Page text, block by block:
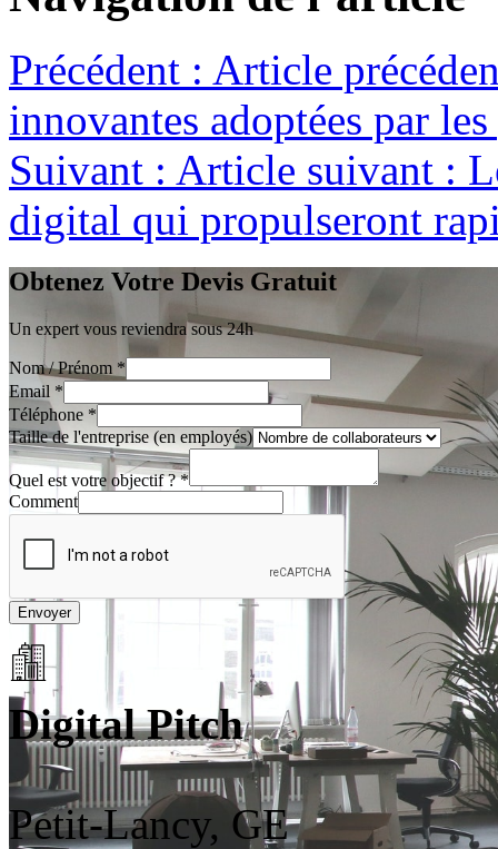
Précédent : Article
innovantes adoptées par
Suivant : Article suivant :
digital qui propulseront
Obtenez Votre Devis Gratuit
Un expert vous reviendra sous 24h
Nom / Prénom *
Email *
Téléphone *
Taille de l'entreprise (en employés)
Quel est votre objectif ?*
Comment
Envoyer
Digital Pitch
Petit-Lancy, GE